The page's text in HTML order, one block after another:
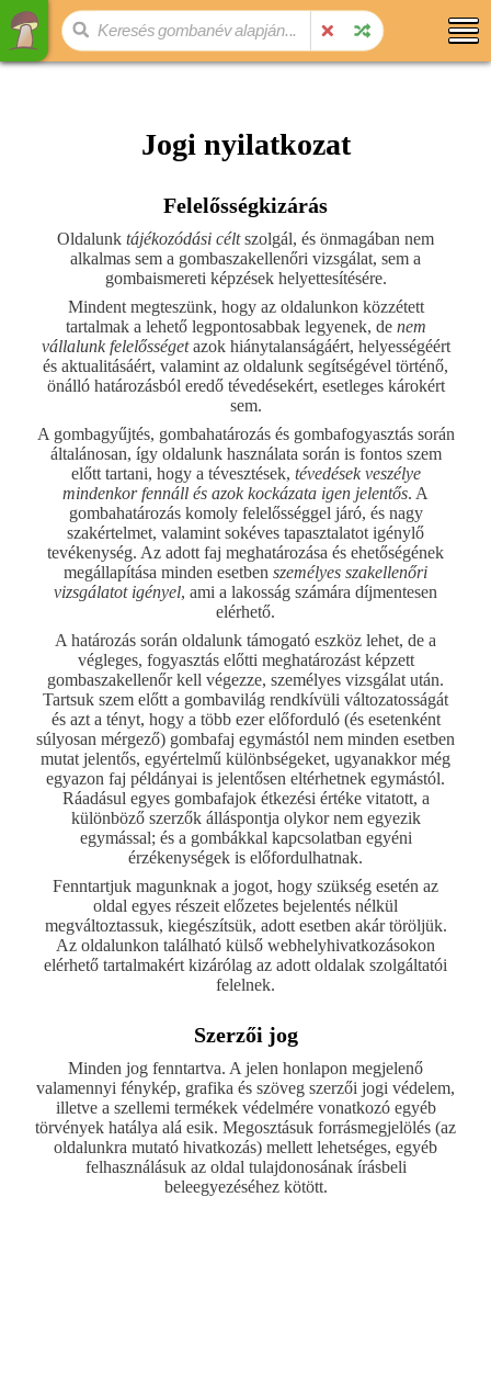
Jogi nyilatkozat
Felelősségkizárás
Oldalunk tájékozódási céltszolgál, és önmagában nem
alkalmas sem a gombaszakellenőri vizsgálat, sem a
gombaismereti képzések helyettesítésére.
Mindent megteszünk, hogy az oldalunkon közzétett
tartalmak a lehető legpontosabbak legyenek, de nem
vállalunk felelősségetazok hiánytalanságáért, helyességéért
és aktualitásáért, valamint az oldalunk segítségével történő,
önálló határozásból eredő tévedésekért, esetleges károkért
sem.
A gombagyűjtés, gombahatározás és gombafogyasztás során
általánosan, így oldalunk használata során is fontos szem
előtt tartani, hogy a tévesztések, tévedések veszélye
mindenkor fennáll és azok kockázata igen jelentős. A
gombahatározás komoly felelősséggel járó, és nagy
szakértelmet, valamint sokéves tapasztalatot igénylő
tevékenység. Az adott faj meghatározása és ehetőségének
megállapítása minden esetben személyes szakellenőri
vizsgálatot igényel, ami a lakosság számára díjmentesen
elérhető.
A határozás során oldalunk támogató eszköz lehet, de a
végleges, fogyasztás előtti meghatározást képzett
gombaszakellenőr kell végezze, személyes vizsgálat után.
Tartsuk szem előtt a gombavilág rendkívüli változatosságát
és azt a tényt, hogy a több ezer előforduló (és esetenként
súlyosan mérgező) gombafaj egymástól nem minden esetben
mutat jelentős, egyértelmű különbségeket, ugyanakkor még
egyazon faj példányai is jelentősen eltérhetnek egymástól.
Ráadásul egyes gombafajok étkezési értéke vitatott, a
különböző szerzők álláspontja olykor nem egyezik
egymással; és a gombákkal kapcsolatban egyéni
érzékenységek is előfordulhatnak.
Fenntartjuk magunknak a jogot, hogy szükség esetén az
oldal egyes részeit előzetes bejelentés nélkül
megváltoztassuk, kiegészítsük, adott esetben akár töröljük.
Az oldalunkon található külső webhelyhivatkozásokon
elérhető tartalmakért kizárólag az adott oldalak szolgáltatói
felelnek.
Szerzői jog
Minden jog fenntartva. A jelen honlapon megjelenő
valamennyi fénykép, grafika és szöveg szerzői jogi védelem,
illetve a szellemi termékek védelmére vonatkozó egyéb
törvények hatálya alá esik. Megosztásuk forrásmegjelölés (az
oldalunkra mutató hivatkozás) mellett lehetséges, egyéb
felhasználásuk az oldal tulajdonosának írásbeli
beleegyezéséhez kötött.